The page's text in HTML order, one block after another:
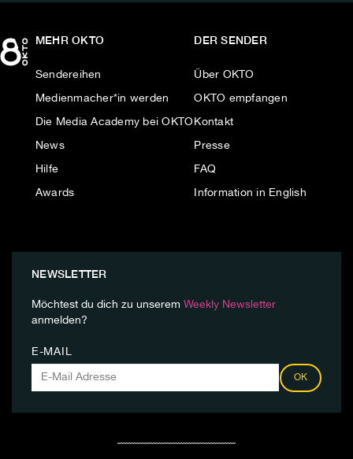
MEHR OKTO
Sendereihen
Medienmacher*in werden
Die Media Academy bei OKTO
News
Hilfe
Awards
DER SENDER
Über OKTO
OKTO empfangen
Kontakt
Presse
FAQ
Information in English
NEWSLETTER
Möchtest du dich zu unserem Weekly Newsletter
anmelden?
E-MAIL
OK